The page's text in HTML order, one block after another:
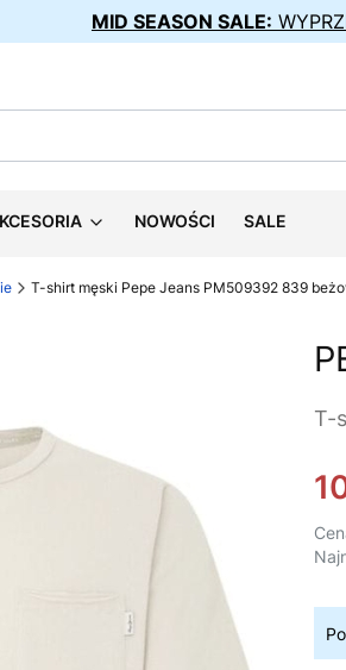
MID SEASON SALE:
NOWOŚCI SALE
T-shirt męski Pepe Jeans PM509392 839
T-